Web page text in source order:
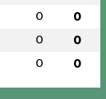
0 0
0 0
0 0